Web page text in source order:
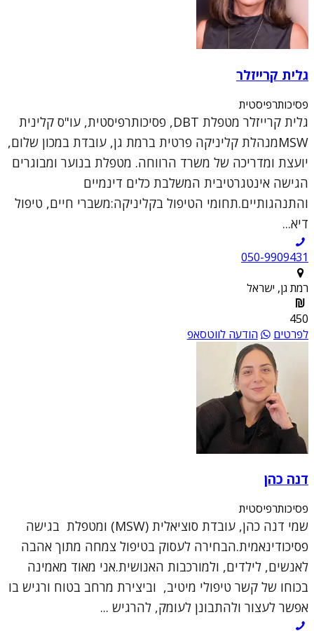
גלית קרייזלר
פסיכותרפיסטית
גלית קרייזלר מטפלת DBT, פסיכותרפיסטית, עו"ס קלינית
MSWמנהלת קליניקה פרטית ברמת גן, עובדת במכון שלום,
יועצת ומדריכה של משרד הרווחה. מטפלת בנוער ומבוגרים
הגישה אינטגרטיבית המשלבת כלים דינמיים
והתנהגותיים.תחומי הטיפול בקליניקה:משברי חיים, טיפול
דיא...
050-9909431
רמת גן, ישראל
450
לפרטים
הודעה לווטסאפ
דנה כהן
פסיכותרפיסטית
שמי דנה כהן, עובדת סוציאלית (MSW) ומטפלת בגישה
פסיכודינאמית.הבחירה לעסוק בטיפול צמחה מתוך אהבה
לאנשים, לילדים, ולמורכבות האנושית.אני מאוד מאמינה
בכוחו של קשר טיפולי מיטיב, וביצירת מרחב בטוח ורגיש בו
אפשר לעצור ולהתבונן לעומק, להרגיש ...